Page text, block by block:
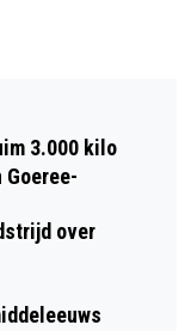
3.000 kilo
over